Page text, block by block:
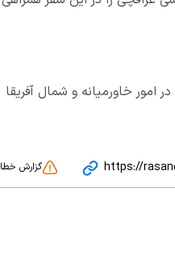
امور خاورمیانه و شمال آفریقا
https:// گزارش خطا